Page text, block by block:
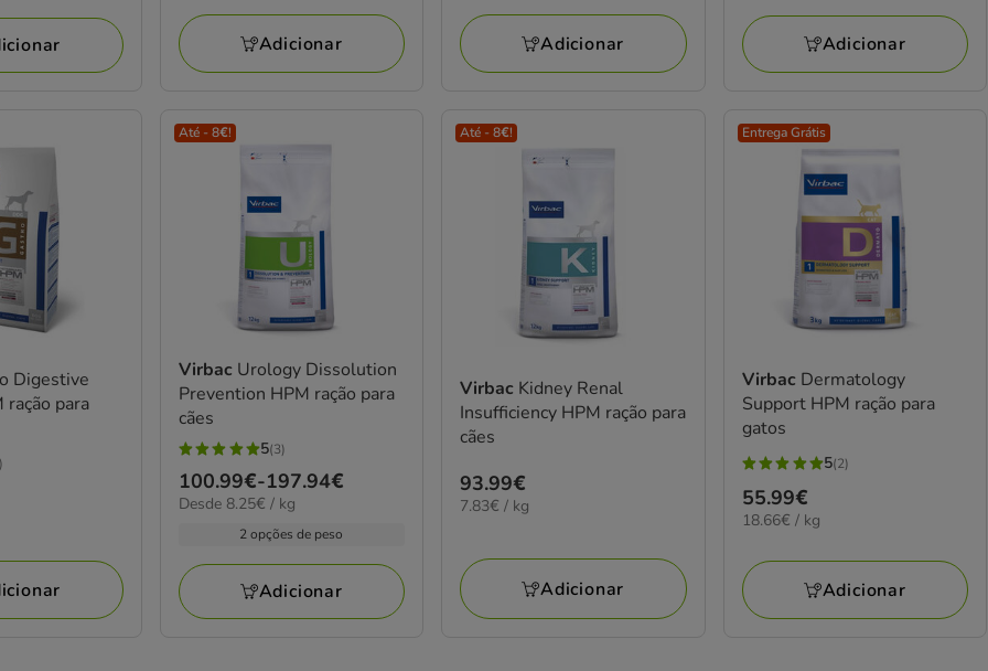
KG
Adicionar
KG
Adicionar
51.69€
Adicionar
Digestive
ração para
Até - 8€!
Virbac Urology Dissolution
Prevention HPM ração para
cães
5
estrelas
com
avaliações
5(3)
Preço
de
100.99€
197.94€
100.99€-197.94€
8.25€
Desde 8.25€ / kg
2 opções de peso
Adicionar
Até - 8€!
Virbac Kidney Renal
Insufficiency HPM ração para
cães
Preço
93.99€
93.99€
7.83€
7.83€ / kg
Adicionar
Entrega Grátis
Virbac Dermatology
Support HPM ração para
gatos
5
estrelas
com
avaliações
5(2)
Preço
55.99€
55.99€
18.66€
KG
18.66€ / kg
Adicionar